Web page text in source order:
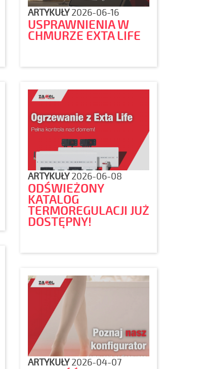
ARTYKUŁY2026-06-16
USPRAWNIENIA W
CHMURZE EXTA LIFE
ARTYKUŁY2026-06-08
ODŚWIEŻONY
KATALOG
TERMOREGULACJI JUŻ
DOSTĘPNY!
ARTYKUŁY2026-04-07